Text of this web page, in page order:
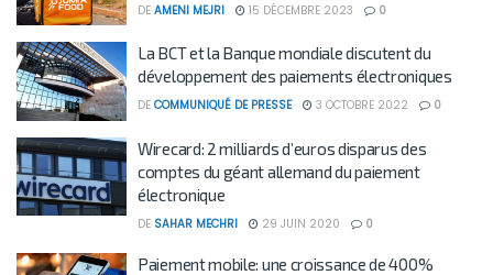
DE AMENI MEJRI 15 DÉCEMBRE 2023 0
La BCT et la Banque mondiale discutent du
développement des paiements électroniques
DE COMMUNIQUÉ DE PRESSE 3 OCTOBRE 2022 0
Wirecard: 2 milliards d’euros disparus des
comptes du géant allemand du paiement
électronique
DE SAHAR MECHRI 29 JUIN 2020 0
Paiement mobile: une croissance de 400%